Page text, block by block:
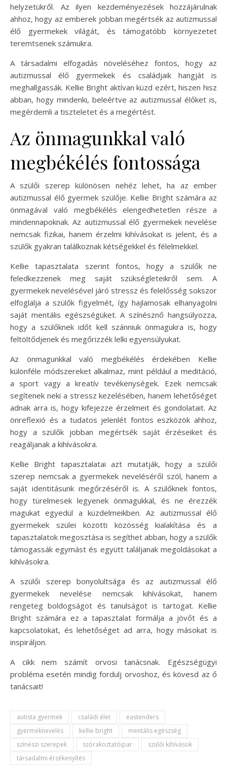
helyzetükről. Az ilyen kezdeményezések hozzájárulnak
ahhoz, hogy az emberek jobban megértsék az autizmussal
élő gyermekek világát, és támogatóbb környezetet
teremtsenek számukra.
A társadalmi elfogadás növeléséhez fontos, hogy az
autizmussal élő gyermekek és családjaik hangját is
meghallgassák. Kellie Bright aktívan küzd ezért, hiszen hisz
abban, hogy mindenki, beleértve az autizmussal élőket is,
megérdemli a tiszteletet és a megértést.
Az önmagunkkal való
megbékélés fontossága
A szülői szerep különösen nehéz lehet, ha az ember
autizmussal élő gyermek szülője. Kellie Bright számára az
önmagával való megbékélés elengedhetetlen része a
mindennapoknak. Az autizmussal élő gyermekek nevelése
nemcsak fizikai, hanem érzelmi kihívásokat is jelent, és a
szülők gyakran találkoznak kétségekkel és félelmekkel.
Kellie tapasztalata szerint fontos, hogy a szülők ne
feledkezzenek meg saját szükségleteikről sem. A
gyermekek nevelésével járó stressz és felelősség sokszor
elfoglalja a szülők figyelmét, így hajlamosak elhanyagolni
saját mentális egészségüket. A színésznő hangsúlyozza,
hogy a szülőknek időt kell szánniuk önmagukra is, hogy
feltöltődjenek és megőrizzék lelki egyensúlyukat.
Az önmagunkkal való megbékélés érdekében Kellie
különféle módszereket alkalmaz, mint például a meditáció,
a sport vagy a kreatív tevékenységek. Ezek nemcsak
segítenek neki a stressz kezelésében, hanem lehetőséget
adnak arra is, hogy kifejezze érzelmeit és gondolatait. Az
önreflexió és a tudatos jelenlét fontos eszközök ahhoz,
hogy a szülők jobban megértsék saját érzéseiket és
reagáljanak a kihívásokra.
Kellie Bright tapasztalatai azt mutatják, hogy a szülői
szerep nemcsak a gyermekek neveléséről szól, hanem a
saját identitásunk megőrzéséről is. A szülőknek fontos,
hogy türelmesek legyenek önmagukkal, és ne érezzék
magukat egyedül a küzdelmeikben. Az autizmussal élő
gyermekek szülei közötti közösség kialakítása és a
tapasztalatok megosztása is segíthet abban, hogy a szülők
támogassák egymást és együtt találjanak megoldásokat a
kihívásokra.
A szülői szerep bonyolultsága és az autizmussal élő
gyermekek nevelése nemcsak kihívásokat, hanem
rengeteg boldogságot és tanulságot is tartogat. Kellie
Bright számára ez a tapasztalat formálja a jövőt és a
kapcsolatokat, és lehetőséget ad arra, hogy másokat is
inspiráljon.
A cikk nem számít orvosi tanácsnak. Egészségügyi
probléma esetén mindig fordulj orvoshoz, és kövesd az ő
tanácsait!
autista gyermek családi élet
eastenders
gyermeknevelés
kellie bright
mentális egészség
színészi szerepek
szórakoztatóipar
szülői kihívások
társadalmi érzékenyítés